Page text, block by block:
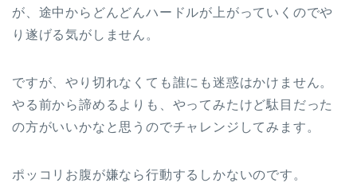
が、途中からどんどんハードルが上がっていくのでや
り遂げる気がしません。
ですが、やり切れなくても誰にも迷惑はかけません。
やる前から諦めるよりも、やってみたけど駄目だった
の方がいいかなと思うのでチャレンジしてみます。
ポッコリお腹が嫌なら行動するしかないのです。